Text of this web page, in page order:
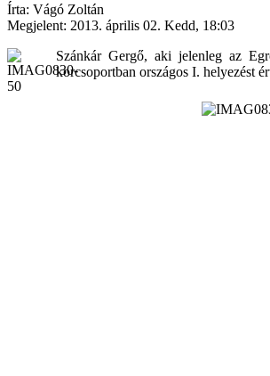
Írta: Vágó Zoltán
Megjelent: 2013. április 02. Kedd, 18:03
Szánkár Gergő, aki jelenleg az
korcsoportban országos I. helyezést